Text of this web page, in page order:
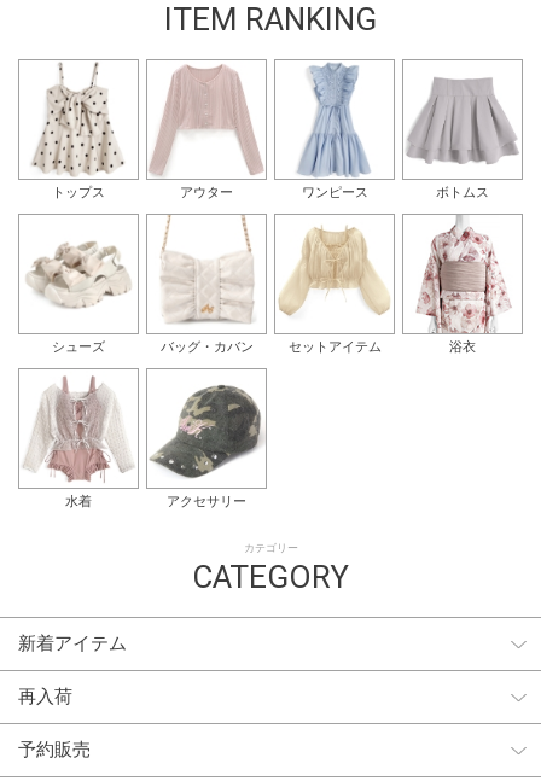
ITEM RANKING
トップス アウター ワンピース ボトムス
シューズ バッグ・カバン セットアイテム 浴衣
水着 アクセサリー
カテゴリー
CATEGORY
新着アイテム
再入荷
予約販売